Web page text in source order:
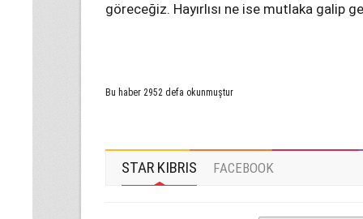
göreceğiz. Hayırlısı ne ise mutlaka galip
Bu haber 2952 defa okunmuştur
STAR KIBRIS FACEBOOK